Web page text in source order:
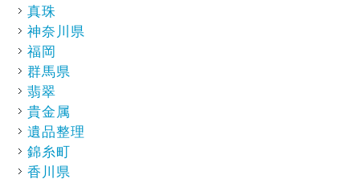
真珠
神奈川県
福岡
群馬県
翡翠
貴金属
遺品整理
錦糸町
香川県